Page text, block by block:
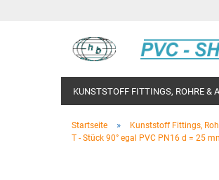
KUNSTSTOFF FITTINGS, ROHRE &
Startseite » Kunststoff Fittings,
T - Stück 90° egal PVC PN16 d = 25